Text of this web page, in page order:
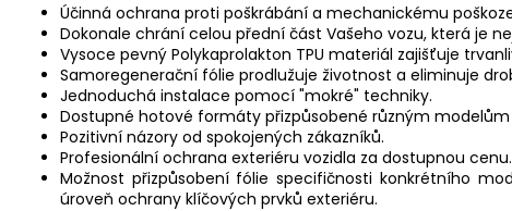
Účinná ochrana proti poškrábání a mechanickému
Dokonale chrání celou přední část Vašeho vozu, která je
Vysoce pevný Polykaprolakton TPU materiál zajišťuje
Samoregenerační fólie prodlužuje životnost a eliminuje
Jednoduchá instalace pomocí "mokré" techniky.
Dostupné hotové formáty přizpůsobené různým
Pozitivní názory od spokojených zákazníků.
Profesionální ochrana exteriéru vozidla za dostupnou cenu.
Možnost přizpůsobení fólie specifičnosti konkrétního
úroveň ochrany klíčových prvků exteriéru.